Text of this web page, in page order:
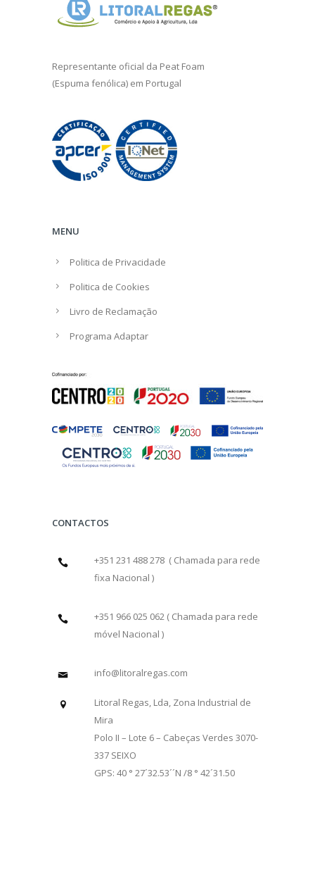
Representante oficial da Peat Foam
(Espuma fenólica) em Portugal
MENU
Politica de Privacidade
Politica de Cookies
Livro de Reclamação
Programa Adaptar
CONTACTOS
+351 231 488 278 ( Chamada para rede
fixa Nacional )
+351 966 025 062 ( Chamada para rede
móvel Nacional )
info@litoralregas.com
Litoral Regas, Lda, Zona Industrial de
Mira
Polo II – Lote 6 – Cabeças Verdes 3070-
337 SEIXO
GPS: 40 ° 27´32.53´´N /8 ° 42´31.50